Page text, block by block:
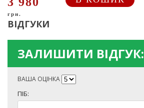
грн.
ВІДГУКИ
ЗАЛИШИТИ ВІДГУК:
ВАША ОЦІНКА
ПІБ: